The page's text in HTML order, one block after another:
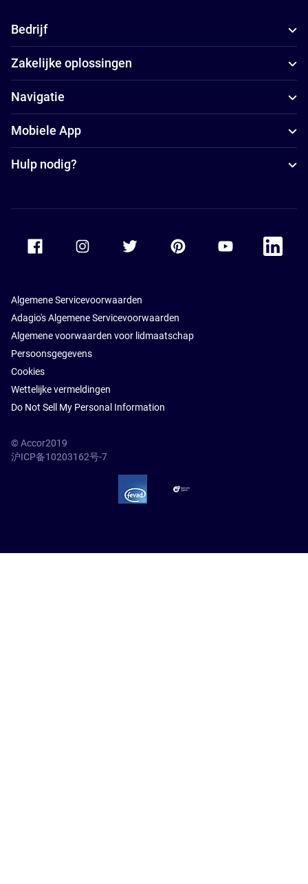
Bedrijf
Zakelijke oplossingen
Navigatie
Mobiele App
Hulp nodig?
Accor Youtube
Accor
Algemene Servicevoorwaarden
Adagio's Algemene Servicevoorwaarden
Algemene voorwaarden voor lidmaatschap
Persoonsgegevens
Cookies
Wettelijke vermeldingen
Do Not Sell My Personal Information
© Accor2019
沪ICP备10203162号-7